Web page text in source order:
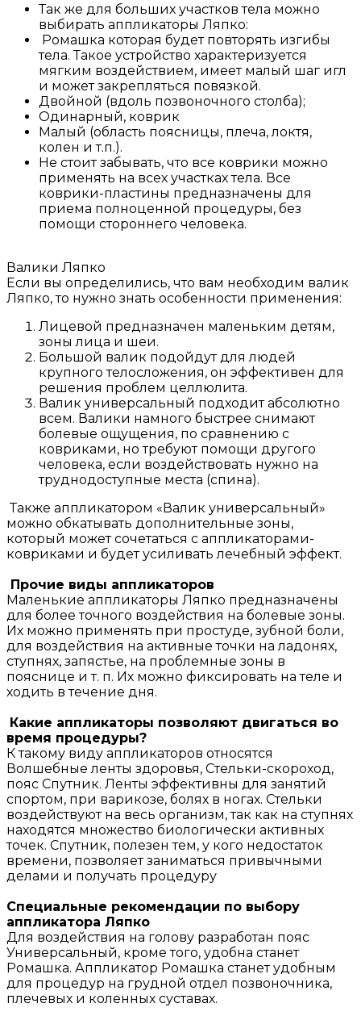
Так же для больших участков тела можно
выбирать аппликаторы Ляпко:
Ромашка которая будет повторять изгибы
тела. Такое устройство характеризуется
мягким воздействием, имеет малый шаг игл
и может закрепляться повязкой.
Двойной (вдоль позвоночного столба);
Одинарный, коврик
Малый (область поясницы, плеча, локтя,
колен и т.п.).
Не стоит забывать, что все коврики можно
применять на всех участках тела. Все
коврики-пластины предназначены для
приема полноценной процедуры, без
помощи стороннего человека.
Валики Ляпко
Если вы определились, что вам необходим валик
Ляпко, то нужно знать особенности применения:
Лицевой предназначен маленьким детям,
зоны лица и шеи.
Большой валик подойдут для людей
крупного телосложения, он эффективен для
решения проблем целлюлита.
Валик универсальный подходит абсолютно
всем. Валики намного быстрее снимают
болевые ощущения, по сравнению с
ковриками, но требуют помощи другого
человека, если воздействовать нужно на
труднодоступные места (спина).
Также аппликатором «Валик универсальный»
можно обкатывать дополнительные зоны,
который может сочетаться с аппликаторами-
ковриками и будет усиливать лечебный эффект.
Прочие виды аппликаторов
Маленькие аппликаторы Ляпко предназначены
для более точного воздействия на болевые зоны.
Их можно применять при простуде, зубной боли,
для воздействия на активные точки на ладонях,
ступнях, запястье, на проблемные зоны в
пояснице и т. п. Их можно фиксировать на теле и
ходить в течение дня.
Какие аппликаторы позволяют двигаться во
время процедуры?
К такому виду аппликаторов относятся
Волшебные ленты здоровья, Стельки-скороход,
пояс Спутник. Ленты эффективны для занятий
спортом, при варикозе, болях в ногах. Стельки
воздействуют на весь организм, так как на ступнях
находятся множество биологически активных
точек. Спутник, полезен тем, у кого недостаток
времени, позволяет заниматься привычными
делами и получать процедуру
Специальные рекомендации по выбору
аппликатора Ляпко
Для воздействия на голову разработан пояс
Универсальный, кроме того, удобна станет
Ромашка. Аппликатор Ромашка станет удобным
для процедур на грудной отдел позвоночника,
плечевых и коленных суставах.